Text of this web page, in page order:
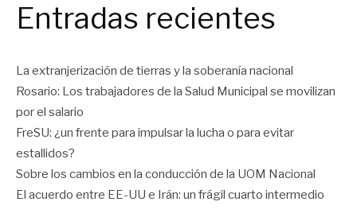
Entradas recientes
La extranjerización de tierras y la soberanía nacional
Rosario: Los trabajadores de la Salud Municipal se movilizan
por el salario
FreSU: ¿un frente para impulsar la lucha o para evitar
estallidos?
Sobre los cambios en la conducción de la UOM Nacional
El acuerdo entre EE-UU e Irán: un frágil cuarto intermedio